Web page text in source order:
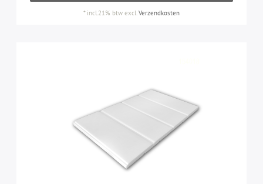
* incl.21% btw excl.Verzendkosten